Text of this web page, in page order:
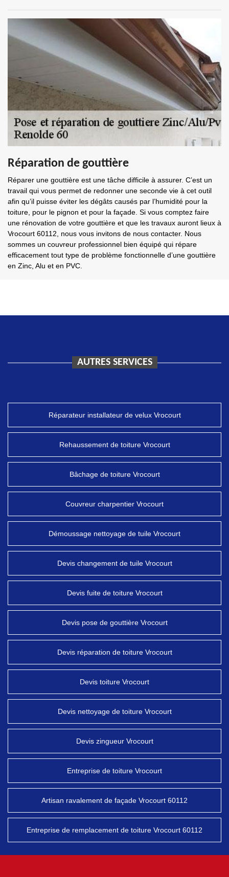
Réparation de gouttière
Réparer une gouttière est une tâche difficile à assurer. C’est un
travail qui vous permet de redonner une seconde vie à cet outil
afin qu’il puisse éviter les dégâts causés par l’humidité pour la
toiture, pour le pignon et pour la façade. Si vous comptez faire
une rénovation de votre gouttière et que les travaux auront lieux à
Vrocourt 60112, nous vous invitons de nous contacter. Nous
sommes un couvreur professionnel bien équipé qui répare
efficacement tout type de problème fonctionnelle d’une gouttière
en Zinc, Alu et en PVC.
AUTRES SERVICES
Réparateur installateur de velux Vrocourt
Rehaussement de toiture Vrocourt
Bâchage de toiture Vrocourt
Couvreur charpentier Vrocourt
Démoussage nettoyage de tuile Vrocourt
Devis changement de tuile Vrocourt
Devis fuite de toiture Vrocourt
Devis pose de gouttière Vrocourt
Devis réparation de toiture Vrocourt
Devis toiture Vrocourt
Devis nettoyage de toiture Vrocourt
Devis zingueur Vrocourt
Entreprise de toiture Vrocourt
Artisan ravalement de façade Vrocourt 60112
Entreprise de remplacement de toiture Vrocourt 60112